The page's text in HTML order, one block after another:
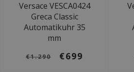
Versace VESCA0424
Greca Classic
Automatikuhr 35
mm
€1.290 €699